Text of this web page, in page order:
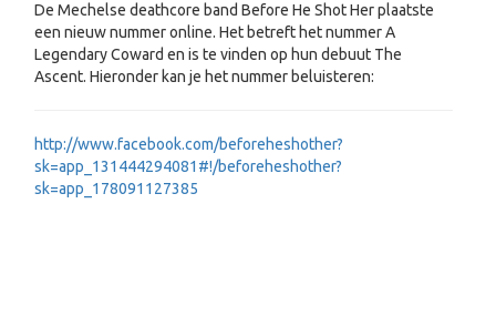
De Mechelse deathcore band Before He Shot Her plaatste
een nieuw nummer online. Het betreft het nummer A
Legendary Coward en is te vinden op hun debuut The
Ascent. Hieronder kan je het nummer beluisteren:
http://www.facebook.com/beforeheshother?
sk=app_131444294081#!/beforeheshother?
sk=app_178091127385